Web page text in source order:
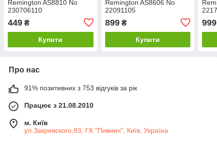
Remington AS8810 No
230706110
449 ₴
Купити
Remington AS8606 No
22091105
899₴
Купити
999
Про нас
91% позитивних з 753 відгуків за рік
Працює з 21.08.2010
м. Київ
ул.Закревского,93, ГК "Пивнич", Київ, Україна